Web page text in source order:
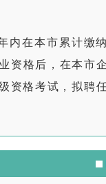
内在本市累计缴纳
资格后，在本市企
资格考试，拟聘